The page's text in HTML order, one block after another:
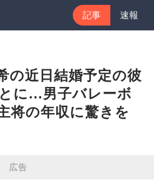
記事 速報
の近日結婚予定の彼
に…男子バレーボ
将の年収に驚きを
広告